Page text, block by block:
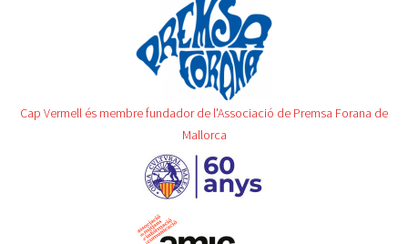
Cap Vermell és membre fundador de l'Associació de Premsa Forana de
Mallorca